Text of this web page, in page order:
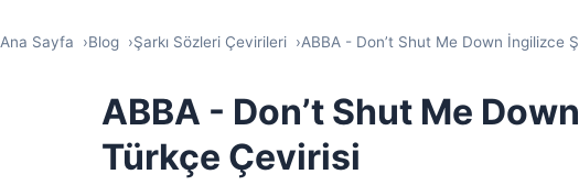
Ana Sayfa Blog Şarkı Sözleri Çevirileri ABBA - Don’t Shut Me Down İngilizce
ABBA - Don’t Shut Me
Türkçe Çevirisi